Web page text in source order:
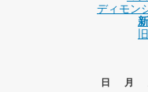
ディモン
日
月